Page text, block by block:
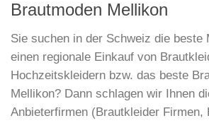
Brautmoden Mellikon
Sie suchen in der Schweiz die beste
einen regionale Einkauf von
Hochzeitskleidern bzw. das beste
Mellikon? Dann schlagen wir Ihnen
Anbieterfirmen (Brautkleider Firmen,